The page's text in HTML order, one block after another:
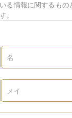
る情報に関するも
。